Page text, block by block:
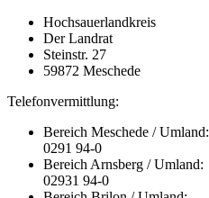
Hochsauerlandkreis
Der Landrat
Steinstr. 27
59872 Meschede
Telefonvermittlung:
Bereich Meschede / Umland:
0291 94-0
Bereich Arnsberg / Umland:
02931 94-0